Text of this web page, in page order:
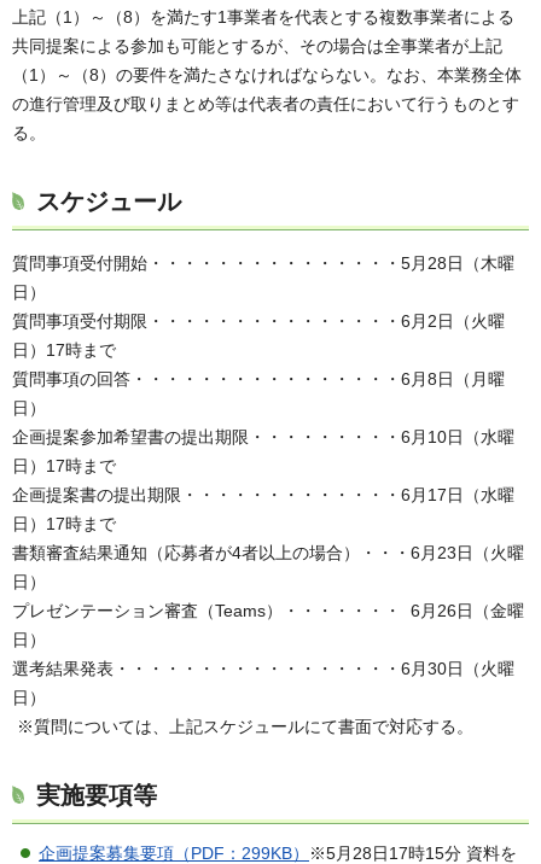
上記（1）～（8）を満たす1事業者を代表とする複数事業者による
共同提案による参加も可能とするが、その場合は全事業者が上記
（1）～（8）の要件を満たさなければならない。なお、本業務全体
の進行管理及び取りまとめ等は代表者の責任において行うものとす
る。
スケジュール
質問事項受付開始・・・・・・・・・・・・・・・5月28日（木曜
日）
質問事項受付期限・・・・・・・・・・・・・・・6月2日（火曜
日）17時まで
質問事項の回答・・・・・・・・・・・・・・・・6月8日（月曜
日）
企画提案参加希望書の提出期限・・・・・・・・・6月10日（水曜
日）17時まで
企画提案書の提出期限・・・・・・・・・・・・・6月17日（水曜
日）17時まで
書類審査結果通知（応募者が4者以上の場合）・・・6月23日（火曜
日）
プレゼンテーション審査（Teams）・・・・・・・ 6月26日（金曜
日）
選考結果発表・・・・・・・・・・・・・・・・・6月30日（火曜
日）
※質問については、上記スケジュールにて書面で対応する。
実施要項等
企画提案募集要項（PDF：299KB）
※5月28日17時15分 資料を